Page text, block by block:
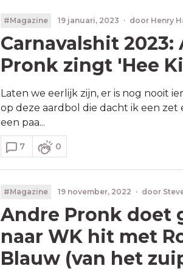
#Magazine 19 januari, 2023 · door Henry
Carnavalshit 2023:
Pronk zingt 'Hee
Laten we eerlijk zijn, er is nog nooit
op deze aardbol die dacht ik een zet
een paa...
7 0
#Magazine 19 november, 2022 · door
Andre Pronk doet
naar WK hit met
Blauw (van het